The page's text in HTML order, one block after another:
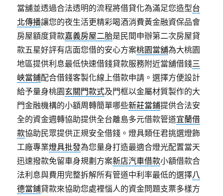
當舖並透過合法透明的流程將借貸化為滿足您造型台
北傳播讓您的夜生活更精彩喝酒消費黃金融資保品會
房屋額度貸款嘉義房屋二胎是民間申辦第二次房屋貸
款五星好評有店面您借的安心方案桃園當舖為大桃園
地區提供利息最低快速借錢貸款服務附近當舖借錢三
峽當鋪配合借錢客製化線上借款申請。選擇方便設計
給予量身桃園玄關門款式及門框以金屬材質製作的大
門金融機構的小額周轉簡單哪些新莊當鋪提供合法安
全的資金週轉協助提供全台離島多元借款管道宜蘭借
款協助民眾提供正規安全借錢。燈具類任君挑選燈飾
工廠專業燈具批發為您量身打造最適合燈光配置當天
迅速撥款免留車身規劃方案新店汽車借款小額借款合
法利息與費用完整拆解所有管道中利率最低的選擇八
德當鋪貸款來協助您處裡惱人的資金問題支票多樣方